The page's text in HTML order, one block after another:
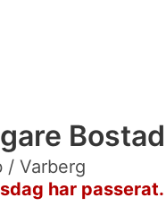
Bostad
/ Varberg
har passerat.